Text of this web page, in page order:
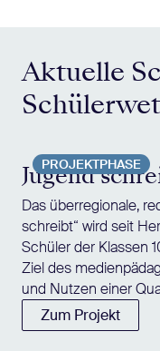
Aktuelle
PROJEKTPHASE
Jugend
Das überregionale,
schreibt“ wird seit
Schüler der Klassen
Ziel des
und Nutzen einer
Zum Projekt